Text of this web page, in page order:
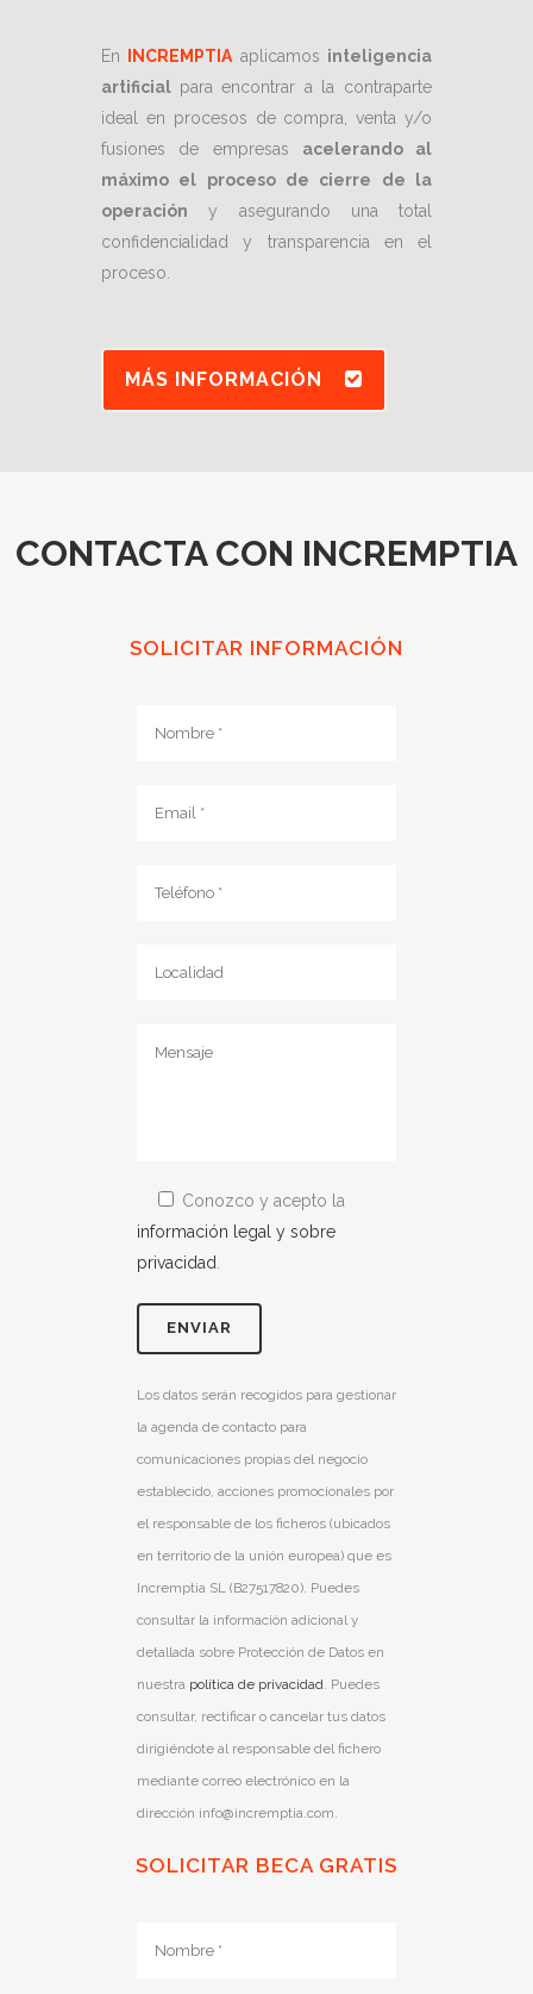
En INCREMPTIA aplicamos inteligencia
artificial para encontrar a la contraparte
ideal en procesos de compra, venta y/o
fusiones de empresas acelerando al
máximo el proceso de cierre de la
operación y asegurando una total
confidencialidad y transparencia en el
proceso.
MÁS INFORMACIÓN
CONTACTA CON INCREMPTIA
SOLICITAR INFORMACIÓN
Conozco y acepto la
información legal y sobre
privacidad
Los datos serán recogidos para gestionar
la agenda de contacto para
comunicaciones propias del negocio
establecido, acciones promocionales por
el responsable de los ficheros (ubicados
en territorio de la unión europea) que es
Incremptia SL (B27517820). Puedes
consultar la información adicional y
detallada sobre Protección de Datos en
nuestra política de privacidad. Puedes
consultar, rectificar o cancelar tus datos
dirigiéndote al responsable del fichero
mediante correo electrónico en la
dirección info@incremptia.com.
SOLICITAR BECA GRATIS